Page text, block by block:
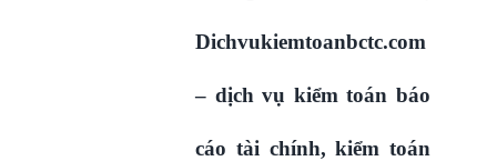
Dichvukiemtoanbctc.com
– dịch vụ kiểm toán báo
cáo tài chính, kiểm toán